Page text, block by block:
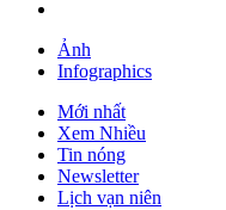
Ảnh
Infographics
Mới nhất
Xem Nhiều
Tin nóng
Newsletter
Lịch vạn niên